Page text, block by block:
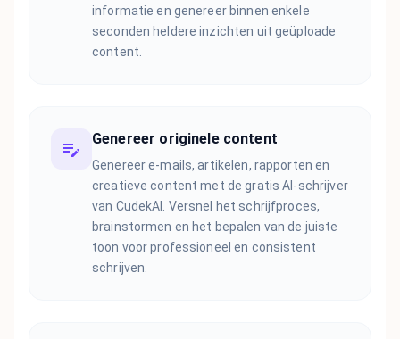
informatie en genereer binnen enkele
seconden heldere inzichten uit geüploade
content.
Genereer originele content
Genereer e-mails, artikelen, rapporten en
creatieve content met de gratis AI-schrijver
van CudekAI. Versnel het schrijfproces,
brainstormen en het bepalen van de juiste
toon voor professioneel en consistent
schrijven.